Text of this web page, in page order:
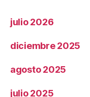
julio 2026
diciembre 2025
agosto 2025
julio 2025